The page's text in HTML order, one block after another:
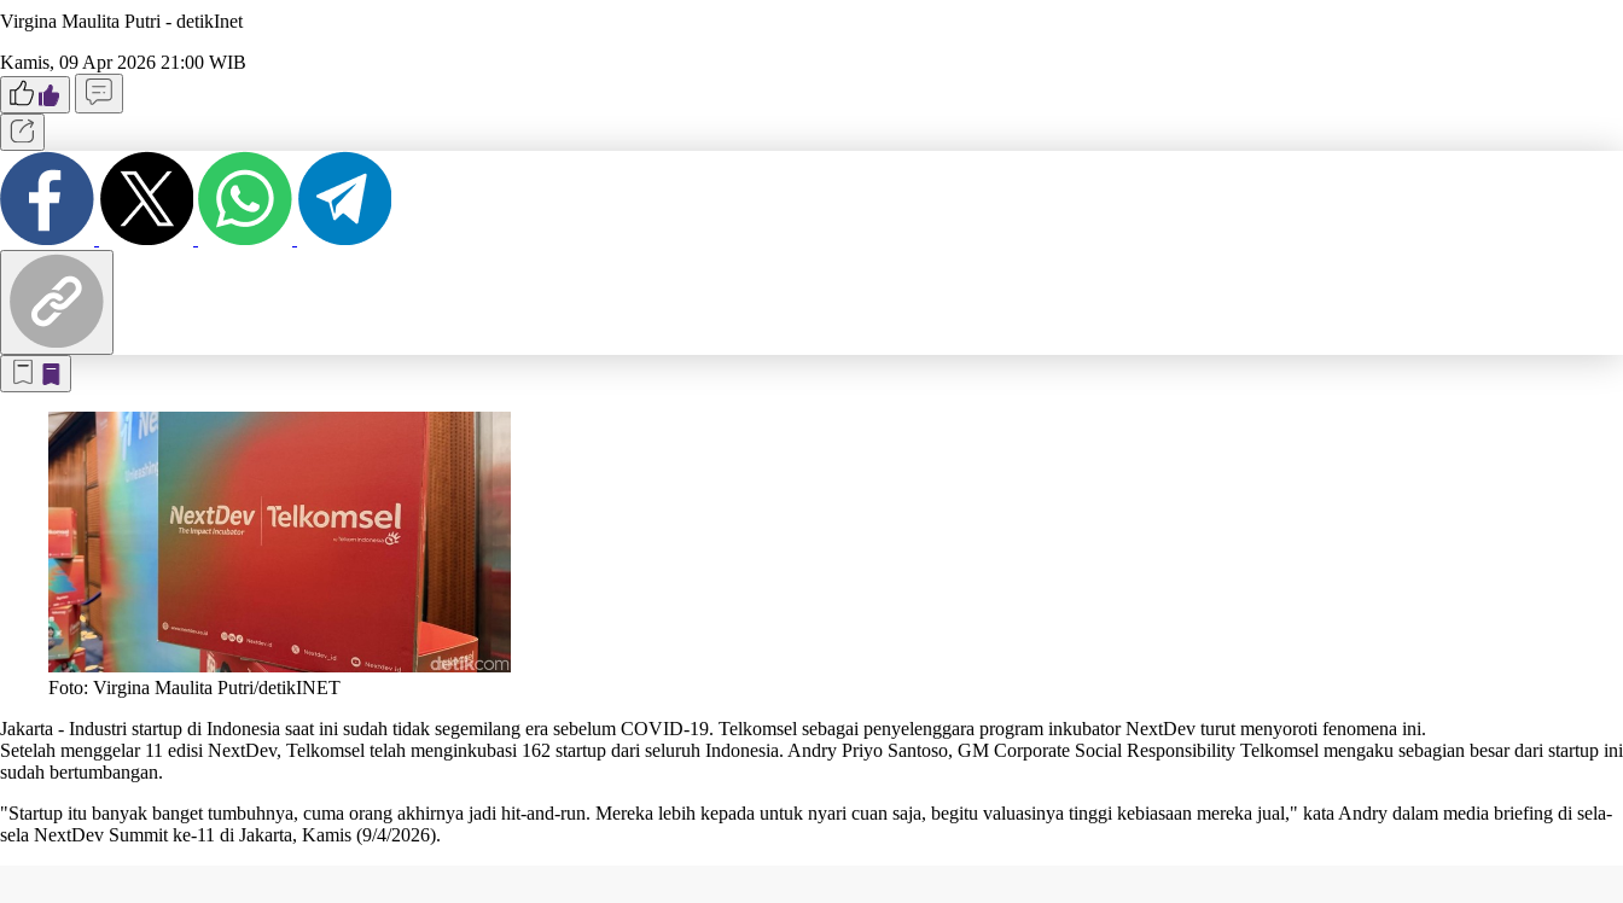
Virgina Maulita Putri - detikInet
Kamis, 09 Apr 2026 21:00 WIB
Foto: Virgina Maulita Putri/detikINET
Jakarta - Industri startup di Indonesia saat ini sudah tidak segemilang era sebelum COVID-19. Telkomsel sebagai penyelenggara program inkubator NextDev turut menyoroti fenomena ini.
Setelah menggelar 11 edisi NextDev, Telkomsel telah menginkubasi 162 startup dari seluruh Indonesia. Andry Priyo Santoso, GM Corporate Social Responsibility Telkomsel mengaku sebagian besar dari startup ini
sudah bertumbangan.
"Startup itu banyak banget tumbuhnya, cuma orang akhirnya jadi hit-and-run. Mereka lebih kepada untuk nyari cuan saja, begitu valuasinya tinggi kebiasaan mereka jual," kata Andry dalam media briefing di sela-
sela NextDev Summit ke-11 di Jakarta, Kamis (9/4/2026).